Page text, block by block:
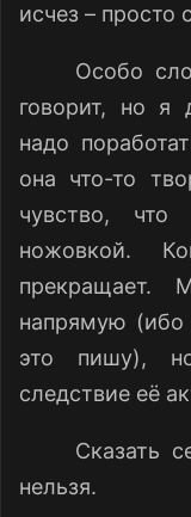
исчез – просто
Особо
говорит, но я
надо
она что-то
чувство,
ножовкой.
прекращает.
напрямую (ибо
это пишу),
следствие её
Сказать
нельзя.